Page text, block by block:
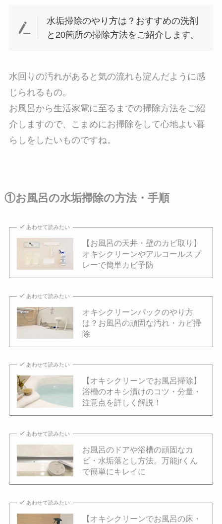
水垢掃除のやり方は？おすすめの洗剤
と20箇所の掃除方法をご紹介します。
水回りの汚れがあると気の流れも淀んだように感
じられるもの。
お風呂から生活家電に至るまでの掃除方法をご紹
介しますので、こまめにお掃除をして心地よい暮
らしをしたいものですね。
①お風呂の水垢掃除の方法・手順
あわせて読みたい
【お風呂の天井・壁のカビ取り】
オキシクリーンやアルコールスプ
レーで簡単カビ予防
あわせて読みたい
オキシクリーンパックのやり方
は？お風呂の頑固な汚れ・カビ掃
除
あわせて読みたい
【オキシクリーンでお風呂掃除】
浴槽のオキシ漬けのコツ・分量・
注意点を詳しく解説！
あわせて読みたい
お風呂のドアや浴槽の頑固なカ
ビ・水垢落とし方法。万能jrくん
で簡単にキレイに
あわせて読みたい
【オキシクリーンでお風呂の床・